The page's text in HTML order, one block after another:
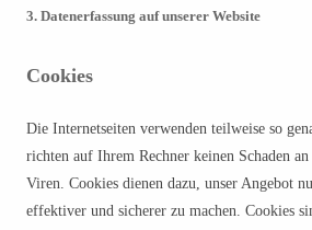
3. Datenerfassung auf unserer Website
Cookies
Die Internetseiten verwenden teilweise so
richten auf Ihrem Rechner keinen Schaden
Viren. Cookies dienen dazu, unser Angebot
effektiver und sicherer zu machen. Cookies